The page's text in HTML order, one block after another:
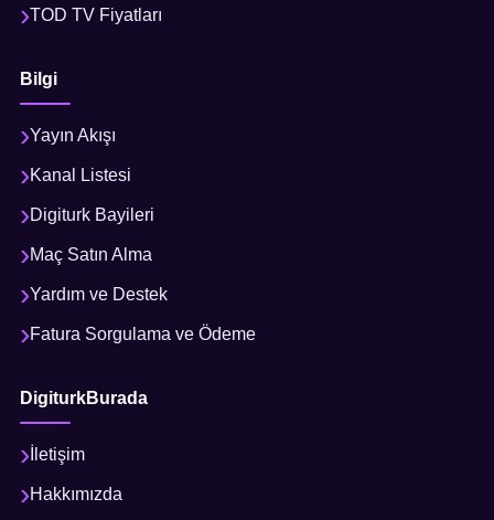
TOD TV Fiyatları
Bilgi
Yayın Akışı
Kanal Listesi
Digiturk Bayileri
Maç Satın Alma
Yardım ve Destek
Fatura Sorgulama ve Ödeme
DigiturkBurada
İletişim
Hakkımızda